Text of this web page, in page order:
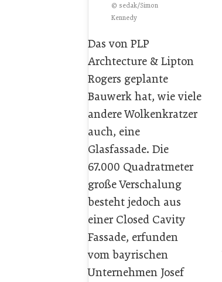
© sedak/Simon
Kennedy
Das von PLP
Archtecture & Lipton
Rogers geplante
Bauwerk hat, wie viele
andere Wolkenkratzer
auch, eine
Glasfassade. Die
67.000 Quadratmeter
große Verschalung
besteht jedoch aus
einer Closed Cavity
Fassade, erfunden
vom bayrischen
Unternehmen Josef